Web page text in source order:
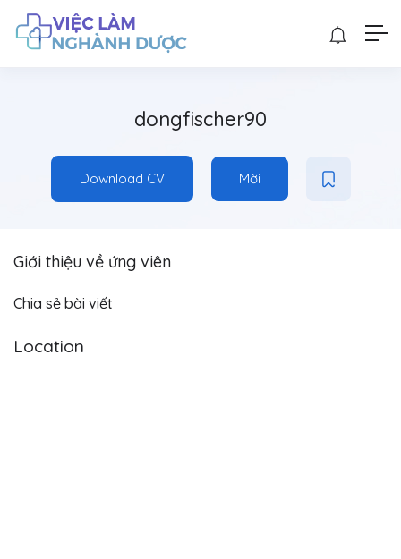
dongfischer90
Download CV Mời
Giới thiệu về ứng viên
Chia sẻ bài viết
Location